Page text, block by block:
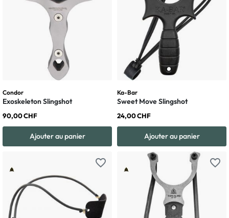
Condor
Exoskeleton Slingshot
90,00 CHF
Ajouter au panier
Ka-Bar
Sweet Move Slingshot
24,00 CHF
Ajouter au panier
favorite_border favorite_border